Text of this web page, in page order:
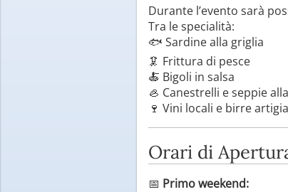
Durante l’evento sarà
Tra le specialità:
🐟 Sardine alla griglia
🦑 Frittura di pesce
🍝 Bigoli in salsa
🦪 Canestrelli e seppie
🍷 Vini locali e birre
Orari di
📅 Primo weekend: